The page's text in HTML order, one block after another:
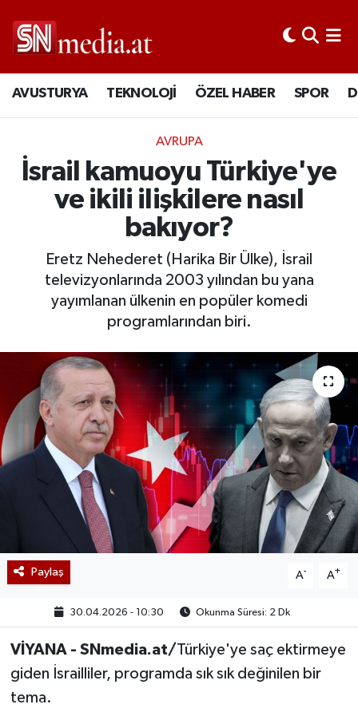
AVUSTURYA TEKNOLOJİ ÖZEL HABER SPOR
AVRUPA
İsrail kamuoyu Türkiye'ye
ve ikili ilişkilere nasıl
bakıyor?
Eretz Nehederet (Harika Bir Ülke), İsrail
televizyonlarında 2003 yılından bu yana
yayımlanan ülkenin en popüler komedi
programlarından biri.
Paylaş A- A+
30.04.2026 - 10:30 Okunma Süresi: 2 Dk
VİYANA - SNmedia.at/Türkiye'ye saç ektirmeye
giden İsrailliler, programda sık sık değinilen bir
tema.